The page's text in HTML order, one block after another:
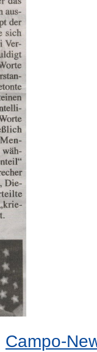
Campo-